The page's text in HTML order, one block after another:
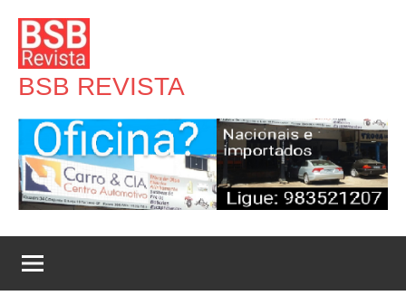
para
conteúdo
BSB REVISTA